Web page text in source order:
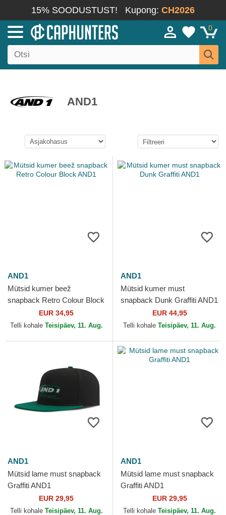
15% SOODUSTUST! Kupong: CH2026
0
AND1
AND1
Mütsid kumer beež
snapback Retro Colour Block
EUR 34,95
Telli kohale Teisipäev, 11. Aug.
AND1
Mütsid kumer must
snapback Dunk Graffiti AND1
EUR 44,95
Telli kohale Teisipäev, 11. Aug.
AND1
Mütsid lame must snapback
Graffiti AND1
EUR 29,95
Telli kohale Teisipäev, 11. Aug.
AND1
Mütsid lame must snapback
Graffiti AND1
EUR 29,95
Telli kohale Teisipäev, 11. Aug.